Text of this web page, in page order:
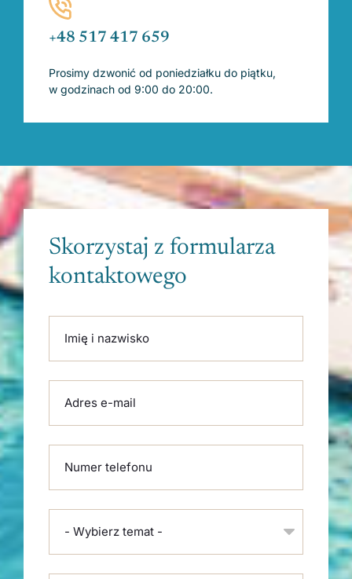
+48 517 417 659
Prosimy dzwonić od poniedziałku do piątku,
w godzinach od 9:00 do 20:00.
Skorzystaj z formularza
kontaktowego
Imię i nazwisko
Adres e-mail
Numer telefonu
- Wybierz temat -